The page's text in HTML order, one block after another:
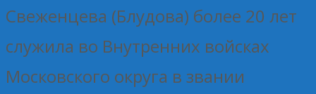
Свеженцева (Блудова) более 20 лет
служила во Внутренних войсках
Московского округа в звании